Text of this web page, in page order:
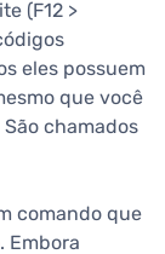
(F12 >
eles possuem
que você
chamados
comando que
. Embora